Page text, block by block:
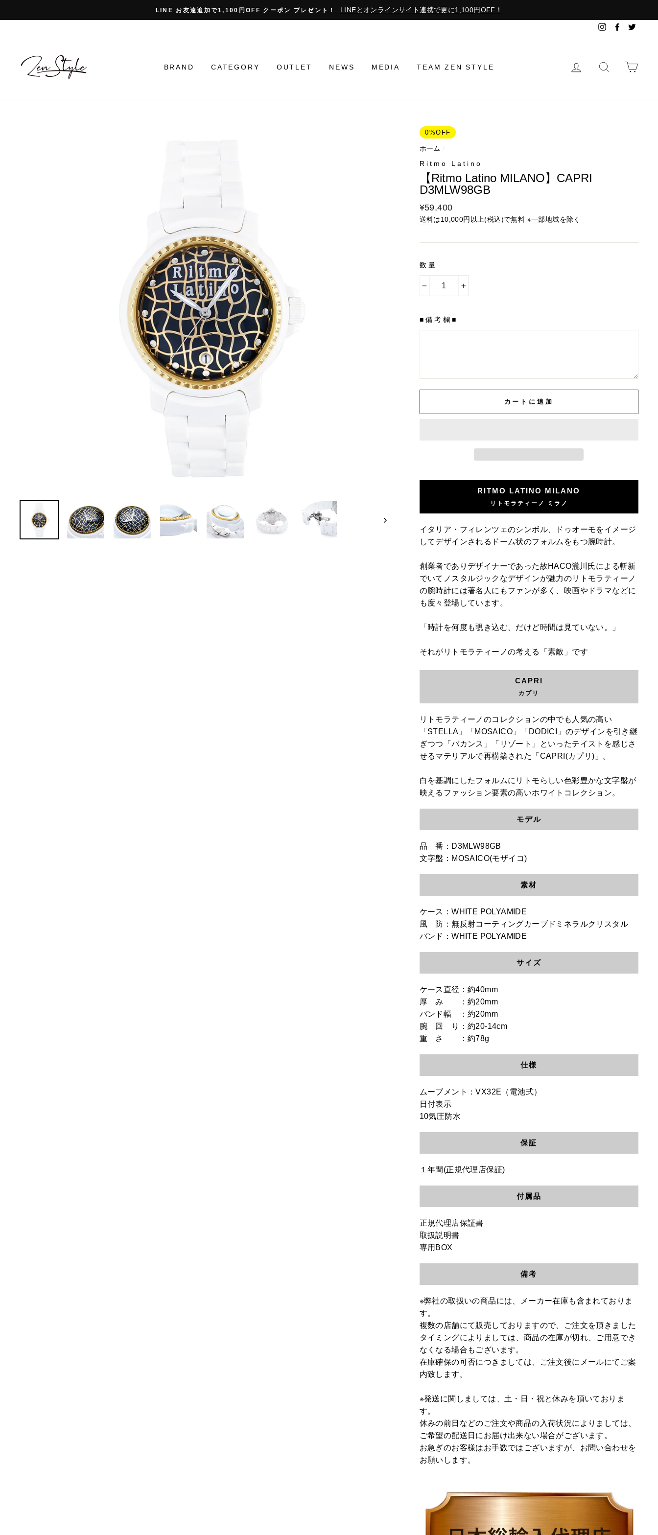
ン
LINE お友達追加で1,100円OFF クーポン プレゼント！ LINEとオンラインサイト連携で更に1,100円OFF！
InstagramFacebook
BRAND CATEGORY OUTLET NEWS MEDIA TEAM ZEN STYLE ログイン 検索で探す
0%OFF
ホーム /
Ritmo Latino
【Ritmo Latino MILANO】CAPRI
D3MLW98GB
通
常
金
¥59,400
送料は10,000円以上(税込)で無料 ※一部地域を除く
数量
■備考欄■
カートに追加
RITMO LATINO MILANO
リトモラティーノ ミラノ
イタリア・フィレンツェのシンボル、ドゥオーモをイメージ
してデザインされるドーム状のフォルムをもつ腕時計。
創業者でありデザイナーであった故HACO瀧川氏による斬新
でいてノスタルジックなデザインが魅力のリトモラティーノ
の腕時計には著名人にもファンが多く、映画やドラマなどに
も度々登場しています。
「時計を何度も覗き込む、だけど時間は見ていない。」
それがリトモラティーノの考える「素敵」です
CAPRI
カプリ
リトモラティーノのコレクションの中でも人気の高い
「STELLA」「MOSAICO」「DODICI」のデザインを引き継
ぎつつ「バカンス」「リゾート」といったテイストを感じさ
せるマテリアルで再構築された「CAPRI(カプリ)」。
白を基調にしたフォルムにリトモらしい色彩豊かな文字盤が
映えるファッション要素の高いホワイトコレクション。
モデル
品 番：D3MLW98GB
文字盤：MOSAICO(モザイコ)
素材
ケース：WHITE POLYAMIDE
風 防：無反射コーティングカーブドミネラルクリスタル
バンド：WHITE POLYAMIDE
サイズ
ケース直径：約40mm
厚 み ：約20mm
バンド幅 ：約20mm
腕 回 り：約20-14cm
重 さ ：約78g
仕様
ムーブメント：VX32E（電池式）
日付表示
10気圧防水
保証
１年間(正規代理店保証)
付属品
正規代理店保証書
取扱説明書
専用BOX
備考
※弊社の取扱いの商品には、メーカー在庫も含まれておりま
す。
複数の店舗にて販売しておりますので、ご注文を頂きました
タイミングによりましては、商品の在庫が切れ、ご用意でき
なくなる場合もございます。
在庫確保の可否につきましては、ご注文後にメールにてご案
内致します。
※発送に関しましては、土・日・祝と休みを頂いておりま
す。
休みの前日などのご注文や商品の入荷状況によりましては、
ご希望の配送日にお届け出来ない場合がございます。
お急ぎのお客様はお手数ではございますが、お問い合わせを
お願いします。